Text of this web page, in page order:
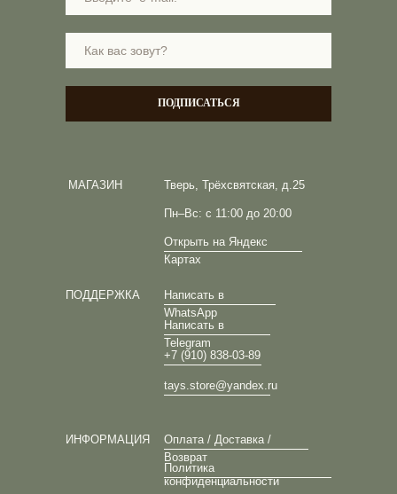
Тверь, Трёхсвятская, д.25
Пн–Вс: с 11:00 до 20:00
Открыть на Яндекс
Картах
МАГАЗИН
ПОДДЕРЖКА
Написать в
WhatsApp
Написать в
Telegram
+7 (910) 838-03-89
tays.store@yandex.ru
ИНФОРМАЦИЯ
Оплата / Доставка /
Возврат
Политика
конфиденциальности
ПОДПИСАТЬСЯ